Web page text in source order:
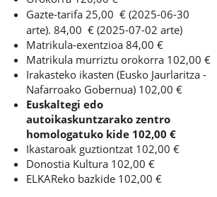
Gazte-tarifa 25,00 € (2025-06-30
arte). 84,00 € (2025-07-02 arte)
Matrikula-exentzioa 84,00 €
Matrikula murriztu orokorra 102,00 €
Irakasteko ikasten (Eusko Jaurlaritza -
Nafarroako Gobernua) 102,00 €
Euskaltegi edo
autoikaskuntzarako zentro
homologatuko kide 102,00 €
Ikastaroak guztiontzat 102,00 €
Donostia Kultura 102,00 €
ELKAReko bazkide 102,00 €